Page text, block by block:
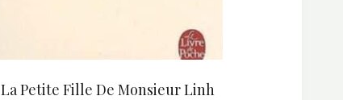
La Petite Fille De Monsieur Linh